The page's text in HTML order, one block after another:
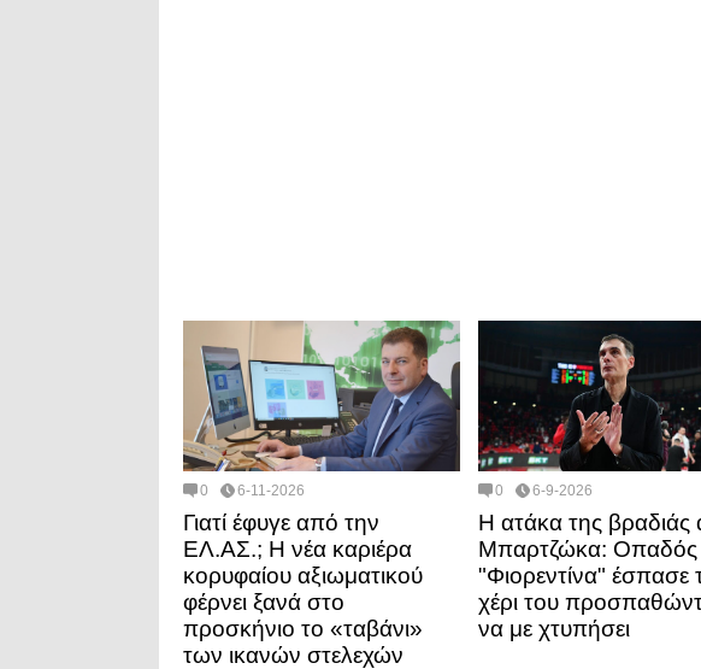
0 6-11-2026
Γιατί έφυγε από την
ΕΛ.ΑΣ.; Η νέα καριέρα
κορυφαίου αξιωματικού
φέρνει ξανά στο
προσκήνιο το «ταβάνι»
των ικανών στελεχών
0 6-9-2026
Η ατάκα της βραδιάς
Μπαρτζώκα: Οπαδός
"Φιορεντίνα" έσπασε
χέρι του
να με χτυπήσει